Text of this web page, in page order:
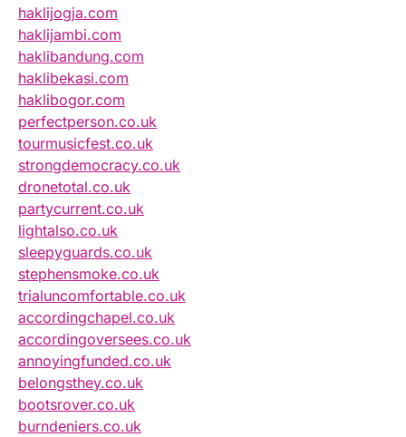
haklijogja.com
haklijambi.com
haklibandung.com
haklibekasi.com
haklibogor.com
perfectperson.co.uk
tourmusicfest.co.uk
strongdemocracy.co.uk
dronetotal.co.uk
partycurrent.co.uk
lightalso.co.uk
sleepyguards.co.uk
stephensmoke.co.uk
trialuncomfortable.co.uk
accordingchapel.co.uk
accordingoversees.co.uk
annoyingfunded.co.uk
belongsthey.co.uk
bootsrover.co.uk
burndeniers.co.uk